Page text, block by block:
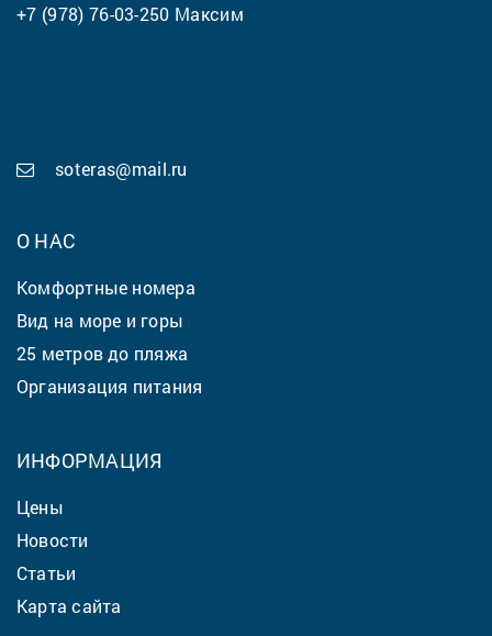
+7 (978) 76-03-250 Максим
soteras@mail.ru
О НАС
Комфортные номера
Вид на море и горы
25 метров до пляжа
Организация питания
ИНФОРМАЦИЯ
Цены
Новости
Статьи
Карта сайта